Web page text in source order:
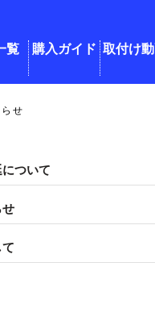
覧 購入ガイド 取付け
せ
について
せ